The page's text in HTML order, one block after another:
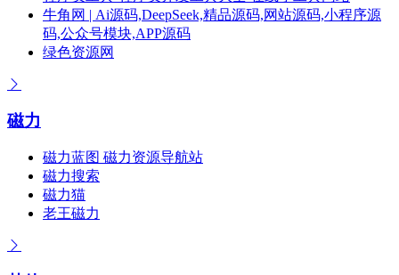
牛角网 | Ai源码,DeepSeek,精品源码,网站源码,小程序源
码,公众号模块,APP源码
绿色资源网
磁力
磁力蓝图 磁力资源导航站
磁力搜索
磁力猫
老王磁力